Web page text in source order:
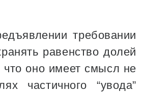
требовании
равенство долей
что оно имеет смысл не
частичного “увода”